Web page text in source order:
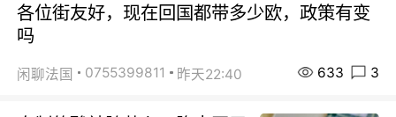
各位街友好，现在回国都带多少欧，政策有变
吗
闲聊法国 0755399811 昨天22:40 633 3